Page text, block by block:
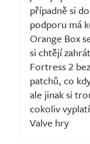
případně si
podporu má
Orange Box
si chtějí
Fortress 2
patchů, co
ale jinak si
cokoliv
Valve hry